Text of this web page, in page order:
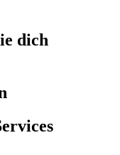
dich